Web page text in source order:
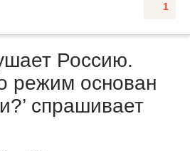
1
Россию.
режим основан
спрашивает